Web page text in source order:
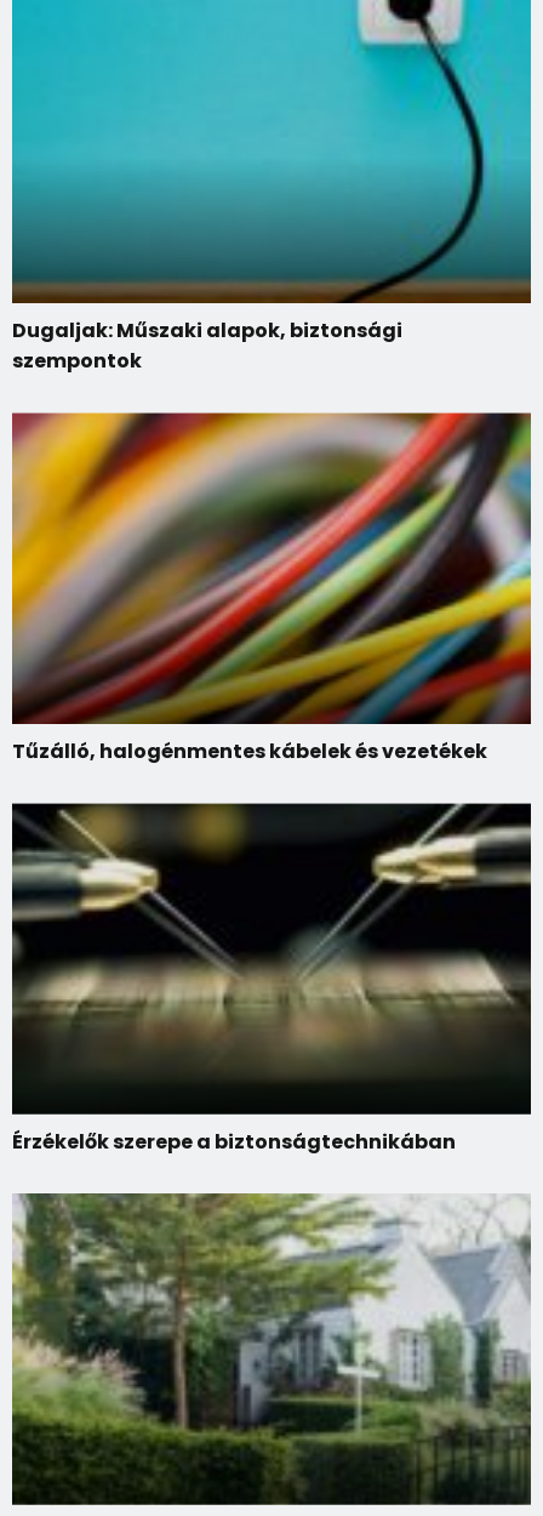
Dugaljak: Műszaki alapok, biztonsági
szempontok
Tűzálló, halogénmentes kábelek és vezetékek
Érzékelők szerepe a biztonságtechnikában